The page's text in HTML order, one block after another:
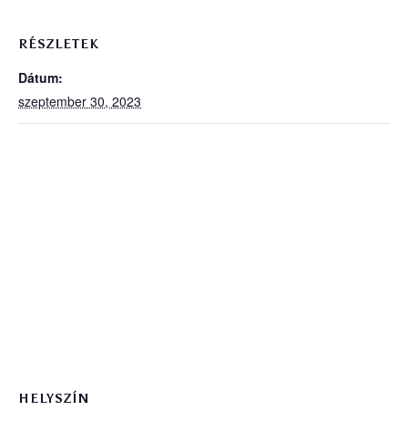
RÉSZLETEK
Dátum:
szeptember 30, 2023
HELYSZÍN